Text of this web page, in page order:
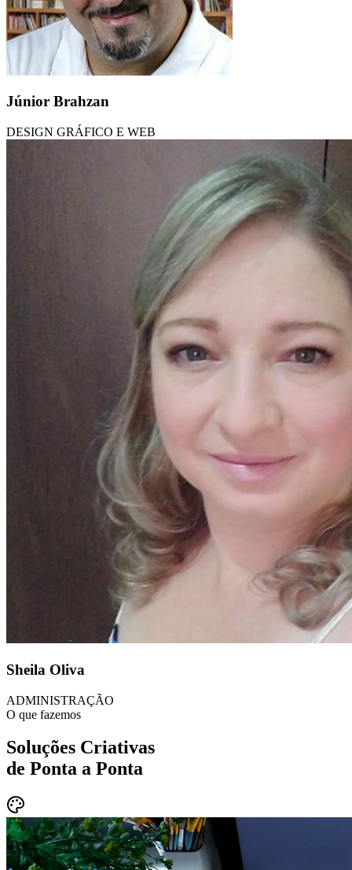
Júnior Brahzan
DESIGN GRÁFICO E WEB
Sheila Oliva
ADMINISTRAÇÃO
O que fazemos
Soluções Criativas
de Ponta a Ponta